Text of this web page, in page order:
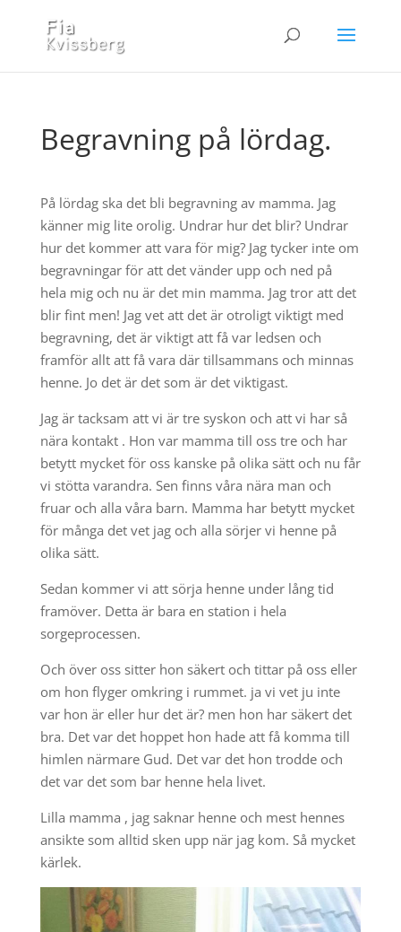
Begravning på lördag.
På lördag ska det bli begravning av mamma. Jag
känner mig lite orolig. Undrar hur det blir? Undrar
hur det kommer att vara för mig? Jag tycker inte om
begravningar för att det vänder upp och ned på
hela mig och nu är det min mamma. Jag tror att det
blir fint men! Jag vet att det är otroligt viktigt med
begravning, det är viktigt att få var ledsen och
framför allt att få vara där tillsammans och minnas
henne. Jo det är det som är det viktigast.
Jag är tacksam att vi är tre syskon och att vi har så
nära kontakt . Hon var mamma till oss tre och har
betytt mycket för oss kanske på olika sätt och nu får
vi stötta varandra. Sen finns våra nära man och
fruar och alla våra barn. Mamma har betytt mycket
för många det vet jag och alla sörjer vi henne på
olika sätt.
Sedan kommer vi att sörja henne under lång tid
framöver. Detta är bara en station i hela
sorgeprocessen.
Och över oss sitter hon säkert och tittar på oss eller
om hon flyger omkring i rummet. ja vi vet ju inte
var hon är eller hur det är? men hon har säkert det
bra. Det var det hoppet hon hade att få komma till
himlen närmare Gud. Det var det hon trodde och
det var det som bar henne hela livet.
Lilla mamma , jag saknar henne och mest hennes
ansikte som alltid sken upp när jag kom. Så mycket
kärlek.